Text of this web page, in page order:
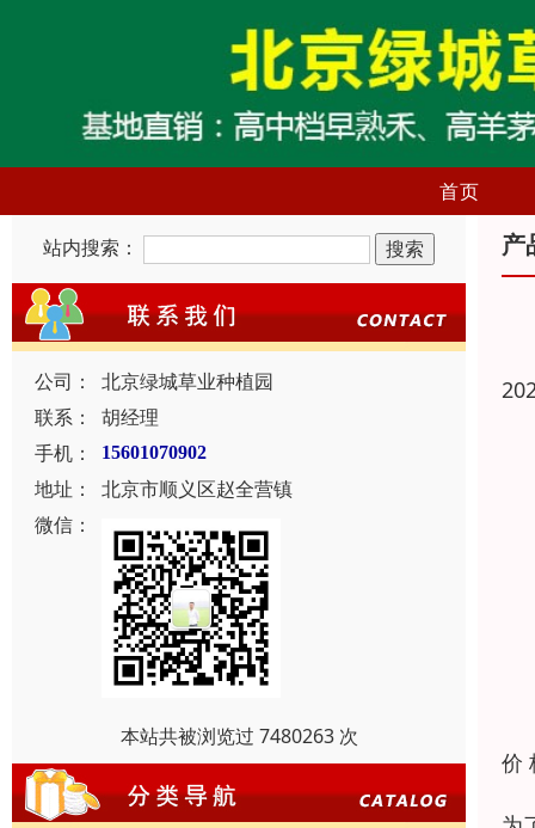
首页
站内搜索：
公司：
北京绿城草业种植园
联系：
胡经理
手机：
15601070902
地址：
北京市顺义区赵全营镇
微信：
本站共被浏览过 7480263 次
产
价